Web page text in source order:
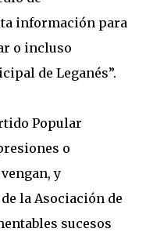
información para
o incluso
de Leganés”.
Popular
o
y
la Asociación de
sucesos